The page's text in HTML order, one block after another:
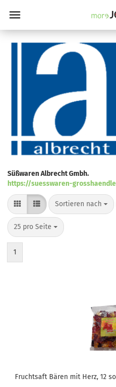
Süßwaren Albrecht Gmbh.
https://suesswaren-
Sortieren nach
Sortieren nach
25 pro Seite
pro Seite
1
Fruchtsaft Bären mit Herz, 12